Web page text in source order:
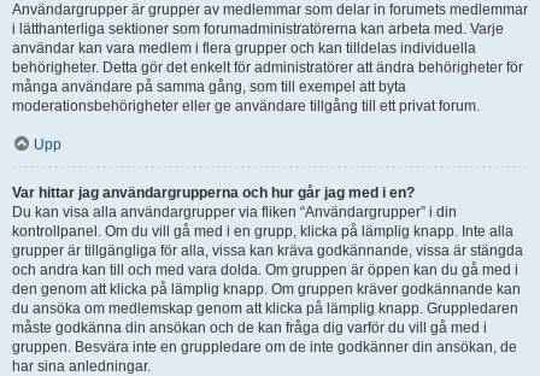
Användargrupper är grupper av medlemmar som delar in forumets medlemmar
i lätthanterliga sektioner som forumadministratörerna kan arbeta med. Varje
användar kan vara medlem i flera grupper och kan tilldelas individuella
behörigheter. Detta gör det enkelt för administratörer att ändra behörigheter för
många användare på samma gång, som till exempel att byta
moderationsbehörigheter eller ge användare tillgång till ett privat forum.
Upp
Var hittar jag användargrupperna och hur går jag med i en?
Du kan visa alla användargrupper via fliken “Användargrupper” i din
kontrollpanel. Om du vill gå med i en grupp, klicka på lämplig knapp. Inte alla
grupper är tillgängliga för alla, vissa kan kräva godkännande, vissa är stängda
och andra kan till och med vara dolda. Om gruppen är öppen kan du gå med i
den genom att klicka på lämplig knapp. Om gruppen kräver godkännande kan
du ansöka om medlemskap genom att klicka på lämplig knapp. Gruppledaren
måste godkänna din ansökan och de kan fråga dig varför du vill gå med i
gruppen. Besvära inte en gruppledare om de inte godkänner din ansökan, de
har sina anledningar.